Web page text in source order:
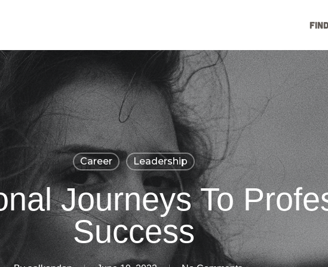
Career Leadership
Journeys To
Success